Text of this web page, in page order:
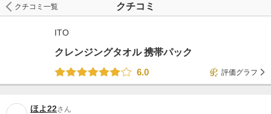
クチコミ
クチコミ一覧
ITO
クレンジングタオル 携帯パック
6.0
評価グラフ
ほよ22さん